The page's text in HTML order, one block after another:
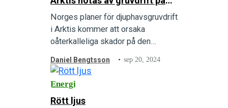
havsbottnen
Norges planer för djuphavsgruvdrift
i Arktis kommer att orsaka
oåterkalleliga skador på den
en ny rapport från Greenpeace
International för, och understryker
det kritiska behovet av politiska
åtgärder för att stoppa denna
Daniel Bengtsson sep 20, 2024
Energi
Rött ljus